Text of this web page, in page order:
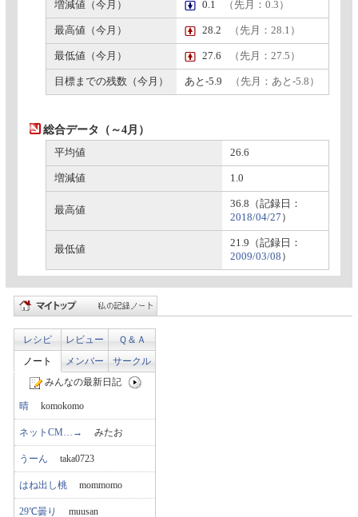
増減値（今月） 0.1 （先月：0.3）
最高値（今月） 28.2 （先月：28.1）
最低値（今月） 27.6 （先月：27.5）
目標までの残数（今月） あと-5.9 （先月：あと-5.8）
総合データ（～4月）
平均値 26.6
増減値 1.0
最高値
36.8（記録日：
2018/04/27 ）
最低値
21.9（記録日：
2009/03/08 ）
レシピ レビュー
Ｑ＆Ａ
ノート
メンバー
サークル
みんなの最新日記
晴 komokomo
ネットCM…→ みたお
うーん taka0723
はね出し桃 mommomo
29℃曇り muusan